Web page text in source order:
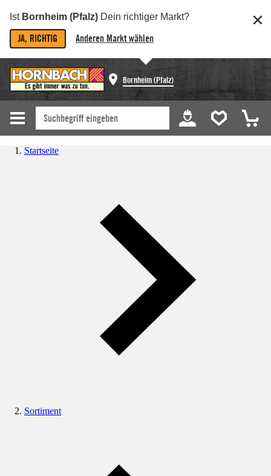
Ist Bornheim (Pfalz) Dein richtiger Markt?
JA, RICHTIG Anderen Markt wählen
Bornheim (Pfalz)
Startseite
Sortiment